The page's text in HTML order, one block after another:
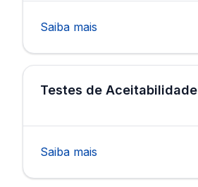
Saiba mais
Testes de Aceitabilidade
Saiba mais